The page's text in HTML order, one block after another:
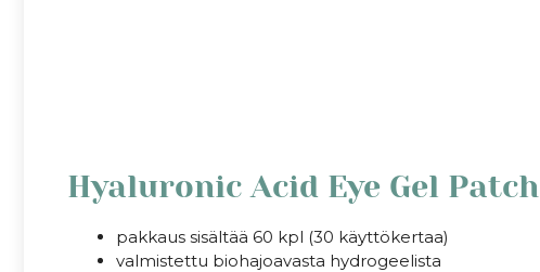
Hyaluronic Acid Eye Gel Patch
pakkaus sisältää 60 kpl (30 käyttökertaa)
valmistettu biohajoavasta hydrogeelista